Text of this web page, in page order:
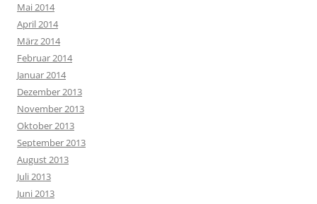
Mai 2014
April 2014
März 2014
Februar 2014
Januar 2014
Dezember 2013
November 2013
Oktober 2013
September 2013
August 2013
Juli 2013
Juni 2013